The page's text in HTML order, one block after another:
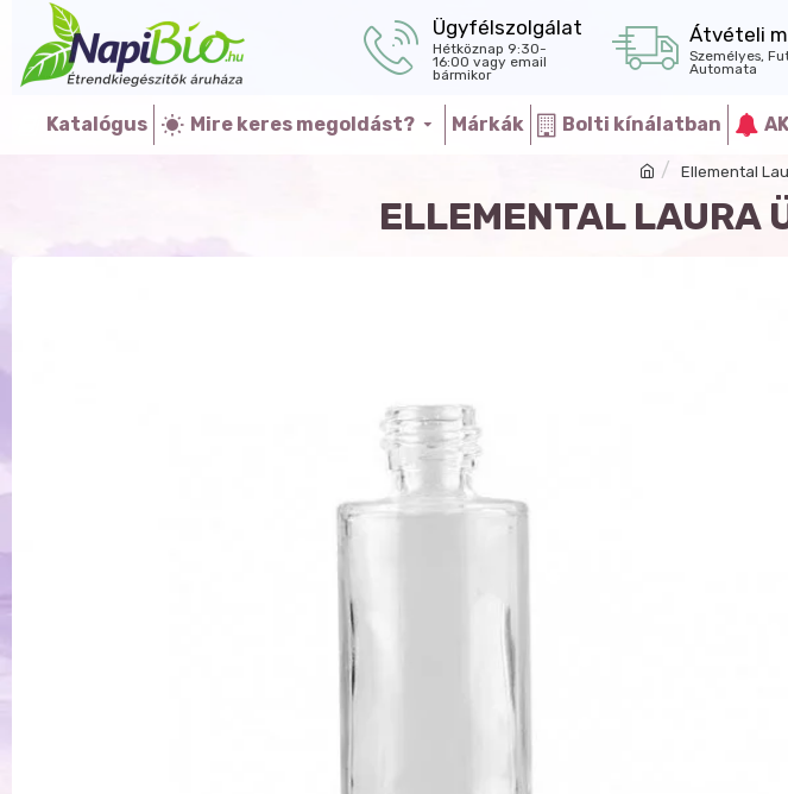
Ügyfélszolgálat
Hétköznap 9:30-
16:00 vagy email
bármikor
Átvételi
Személyes,
Automata
Katalógus Mire keres megoldást? Márkák Bolti kínálatban
Ellemental
ELLEMENTAL LAURA